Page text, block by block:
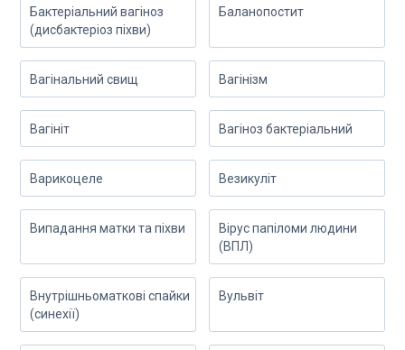
Бактеріальний вагіноз
(дисбактеріоз піхви)
Баланопостит
Вагінальний свищ Вагінізм
Вагініт Вагіноз бактеріальний
Варикоцеле Везикуліт
Випадання матки та піхви
Вірус папіломи людини
(ВПЛ)
Внутрішньоматкові спайки
(синехії)
Вульвіт